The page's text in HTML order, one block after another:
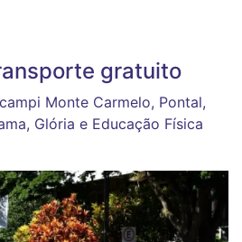
gratuito
Monte Carmelo, Pontal,
Glória e Educação Física